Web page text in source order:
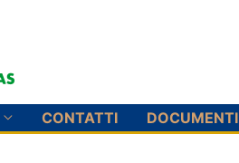
CONTATTI DOCUMENTI